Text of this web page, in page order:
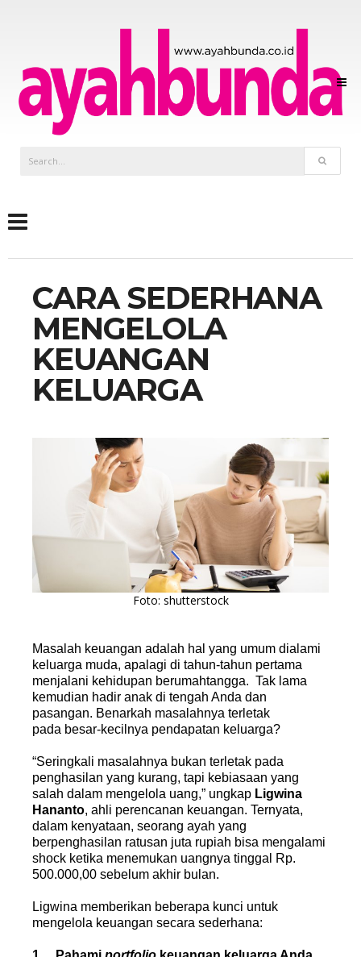
CARA SEDERHANA
MENGELOLA
KEUANGAN
KELUARGA
Foto: shutterstock
Masalah keuangan adalah hal yang umum dialami
keluarga muda, apalagi di tahun-tahun pertama
menjalani kehidupan berumahtangga. Tak lama
kemudian hadir anak di tengah Anda dan
pasangan. Benarkah masalahnya terletak
pada besar-kecilnya pendapatan keluarga?
“Seringkali masalahnya bukan terletak pada
penghasilan yang kurang, tapi kebiasaan yang
salah dalam mengelola uang,” ungkap Ligwina
Hananto, ahli perencanan keuangan. Ternyata,
dalam kenyataan, seorang ayah yang
berpenghasilan ratusan juta rupiah bisa mengalami
shock ketika menemukan uangnya tinggal Rp.
500.000,00 sebelum akhir bulan.
Ligwina memberikan beberapa kunci untuk
mengelola keuangan secara sederhana: